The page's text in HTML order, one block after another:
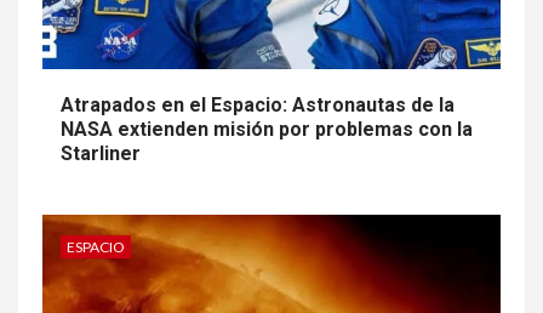
Atrapados en el Espacio: Astronautas de la
NASA extienden misión por problemas con la
Starliner
ESPACIO